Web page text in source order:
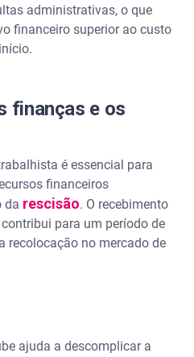
administrativas, o que
financeiro superior ao custo
finanças e os
é essencial para
financeiros
da rescisão. O recebimento
para um período de
recolocação no mercado de
ajuda a descomplicar a